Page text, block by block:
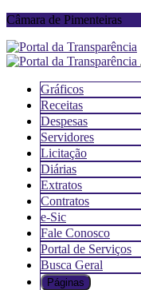
Câmara de Pimenteiras
Gráficos
Receitas
Despesas
Servidores
Licitação
Diárias
Extratos
Contratos
e-Sic
Fale Conosco
Portal de Serviços
Busca Geral
Páginas